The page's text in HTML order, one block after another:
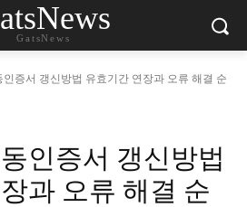
GatsNews
인증서 갱신방법 유효기간 연장과 오류 해결 순
인증서 갱신방법
과 오류 해결 순